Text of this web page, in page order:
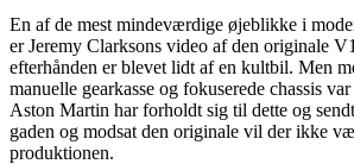
En af de mest mindeværdige øjeblikke i
er Jeremy Clarksons video af den originale
efterhånden er blevet lidt af en kultbil. Men
manuelle gearkasse og fokuserede chassis
Aston Martin har forholdt sig til dette og
gaden og modsat den originale vil der ikke
produktionen.